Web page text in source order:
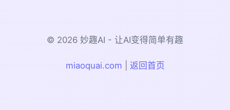
© 2026 妙趣AI - 让AI变得简单有趣
miaoquai.com 返回首页